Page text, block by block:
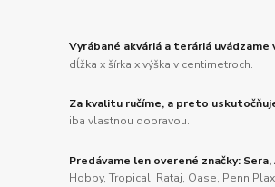
Vyrábané akváriá a teráriá uvádzame
dĺžka x šírka x výška v centimetroch.
Za kvalitu ručíme, a preto
iba vlastnou dopravou.
Predávame len overené značky:
Hobby, Tropical, Rataj, Oase, Penn